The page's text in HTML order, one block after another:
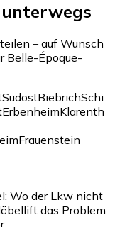
– auf Wunsch
Belle-Époque-
SüdostBiebrichSchi
ErbenheimKlarenth
Frauenstein
Wo der Lkw nicht
das Problem